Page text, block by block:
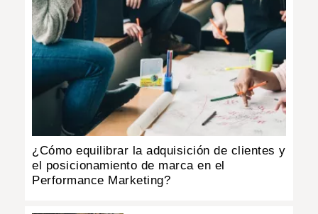
¿Cómo equilibrar la adquisición de clientes y
el posicionamiento de marca en el
Performance Marketing?